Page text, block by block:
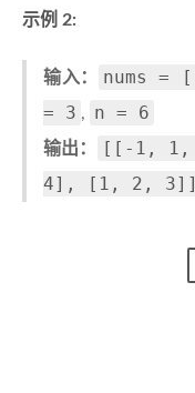
示例 2:
输入： nums
= 3 , n = 6
输出：
[[-1,
4], [1, 2, 3]]